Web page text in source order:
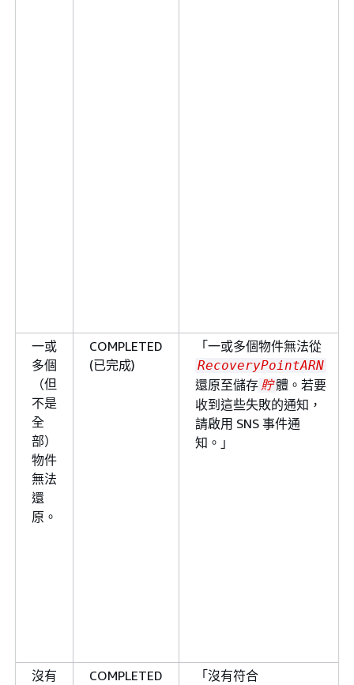
一或
多個
（但
不是
全
部）
物件
無法
還
原。
COMPLETED
(已完成)
「一或多個物件無法從
RecoveryPointARN
還原至儲存 貯體。若要
收到這些失敗的通知，
請啟用 SNS 事件通
知。」
沒有
COMPLETED
「沒有符合